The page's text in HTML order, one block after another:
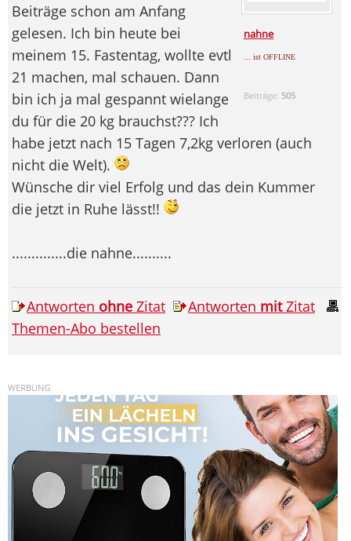
nahne
... ist OFFLINE
Beiträge: 505
Beiträge schon am Anfang
gelesen. Ich bin heute bei
meinem 15. Fastentag, wollte evtl
21 machen, mal schauen. Dann
bin ich ja mal gespannt wielange
du für die 20 kg brauchst??? Ich
habe jetzt nach 15 Tagen 7,2kg verloren (auch
nicht die Welt).
Wünsche dir viel Erfolg und das dein Kummer
die jetzt in Ruhe lässt!!
..............die nahne..........
Antworten ohne Zitat Antworten mitZitat
Themen-Abo bestellen